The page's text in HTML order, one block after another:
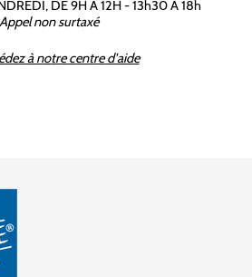
DE 9H À 12H - 13h30 À 18h
Appel non surtaxé
à notre centre d'aide